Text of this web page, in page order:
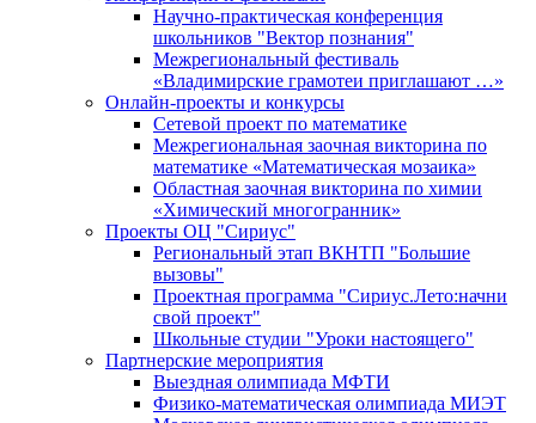
Научно-практическая конференция
школьников "Вектор познания"
Межрегиональный фестиваль
«Владимирские грамотеи приглашают …»
Онлайн-проекты и конкурсы
Сетевой проект по математике
Межрегиональная заочная викторина по
математике «Математическая мозаика»
Областная заочная викторина по химии
«Химический многогранник»
Проекты ОЦ "Сириус"
Региональный этап ВКНТП "Большие
вызовы"
Проектная программа "Сириус.Лето:начни
свой проект"
Школьные студии "Уроки настоящего"
Партнерские мероприятия
Выездная олимпиада МФТИ
Физико-математическая олимпиада МИЭТ